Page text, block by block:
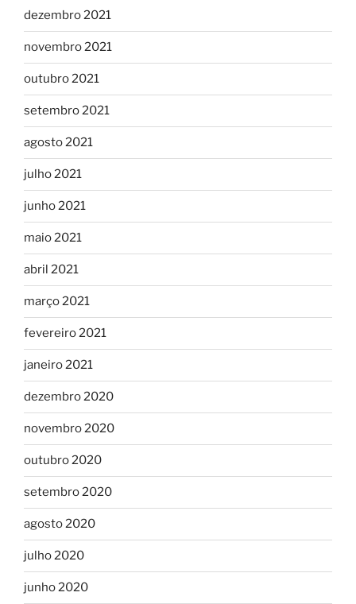
dezembro 2021
novembro 2021
outubro 2021
setembro 2021
agosto 2021
julho 2021
junho 2021
maio 2021
abril 2021
março 2021
fevereiro 2021
janeiro 2021
dezembro 2020
novembro 2020
outubro 2020
setembro 2020
agosto 2020
julho 2020
junho 2020